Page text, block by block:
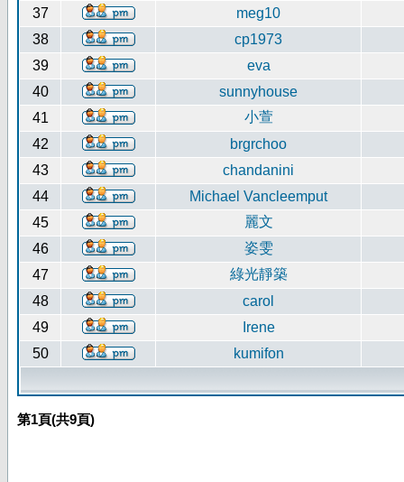
37
meg10
38
cp1973
39
eva
40
sunnyhouse
41
小萱
42
brgrchoo
43
chandanini
44
Michael Vancleemput
45
麗文
46
姿雯
47
綠光靜築
48
carol
49
Irene
50
kumifon
第1頁(共9頁)